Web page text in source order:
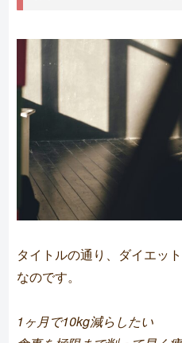
タイトルの通り、ダイエッ
なのです。
1ヶ月で10kg減らしたい